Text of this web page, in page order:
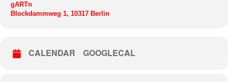
gARTn
Blockdammweg 1, 10317 Berlin
CALENDAR GOOGLECAL